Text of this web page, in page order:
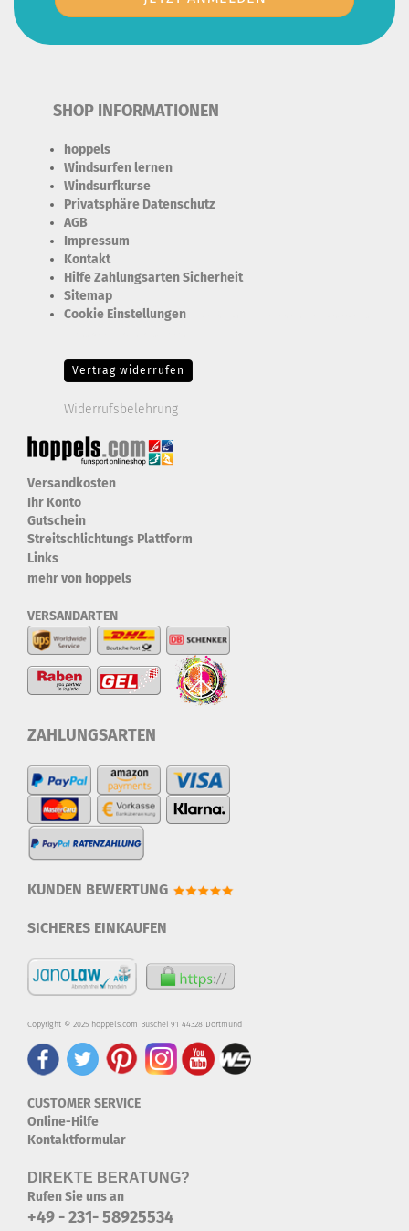
SHOP INFORMATIONEN
hoppels
Windsurfen lernen
Windsurfkurse
Privatsphäre Datenschutz
AGB
Impressum
Kontakt
Hilfe Zahlungsarten Sicherheit
Sitemap
Cookie Einstellungen
Vertrag widerrufen
Widerrufsbelehrung
Versandkosten
Ihr Konto
Gutschein
Streitschlichtungs Plattform
Links
mehr von hoppels
VERSANDARTEN
ZAHLUNGSARTEN
KUNDEN BEWERTUNG
SICHERES EINKAUFEN
Copyright © 2025 hoppels.com Buschei 91 44328 Dortmund
CUSTOMER SERVICE
Online-Hilfe
Kontaktformular
DIREKTE BERATUNG?
Rufen Sie uns an
+49 - 231- 58925534